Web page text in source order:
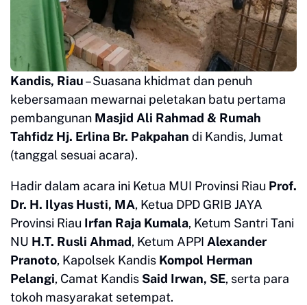
Kandis, Riau– Suasana khidmat dan penuh
kebersamaan mewarnai peletakan batu pertama
pembangunan Masjid Ali Rahmad & Rumah
Tahfidz Hj. Erlina Br. Pakpahan di Kandis, Jumat
(tanggal sesuai acara).
Hadir dalam acara ini Ketua MUI Provinsi Riau Prof.
Dr. H. Ilyas Husti, MA, Ketua DPD GRIB JAYA
Provinsi Riau Irfan Raja Kumala, Ketum Santri Tani
NU H.T. Rusli Ahmad, Ketum APPI Alexander
Pranoto, Kapolsek Kandis Kompol Herman
Pelangi, Camat Kandis Said Irwan, SE, serta para
tokoh masyarakat setempat.